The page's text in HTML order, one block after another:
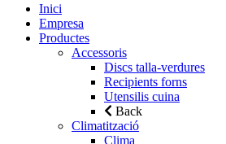
Inici
Empresa
Productes
Accessoris
Discs talla-verdures
Recipients forns
Utensilis cuina
Back
Climatització
Clima